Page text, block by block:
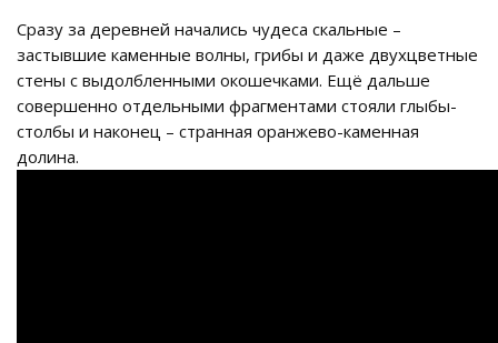
Сразу за деревней начались чудеса скальные –
застывшие каменные волны, грибы и даже двухцветные
стены с выдолбленными окошечками. Ещё дальше
совершенно отдельными фрагментами стояли глыбы-
столбы и наконец – странная оранжево-каменная
долина.